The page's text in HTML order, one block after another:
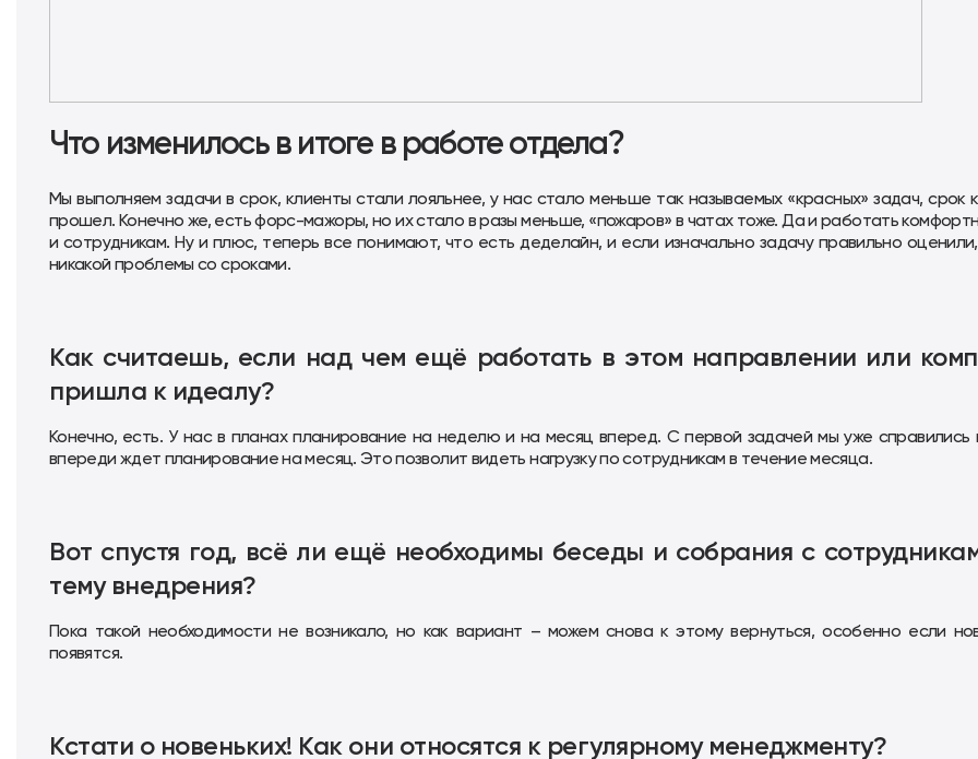
Что изменилось в итоге в работе отдела?
Мы выполняем задачи в срок, клиенты стали лояльнее, у нас стало меньше так называемых «красных» задач, срок
прошел. Конечно же, есть форс-мажоры, но их стало в разы меньше, «пожаров» в чатах тоже. Да и работать
и сотрудникам. Ну и плюс, теперь все понимают, что есть деделайн, и если изначально задачу правильно
никакой проблемы со сроками.
Как считаешь, если над чем ещё работать в этом направлении или
пришла к идеалу?
Конечно, есть. У нас в планах планирование на неделю и на месяц вперед. С первой задачей мы уже справились
впереди ждет планирование на месяц. Это позволит видеть нагрузку по сотрудникам в течение месяца.
Вот спустя год, всё ли ещё необходимы беседы и собрания с
тему внедрения?
Пока такой необходимости не возникало, но как вариант – можем снова к этому вернуться, особенно если
появятся.
Кстати о новеньких! Как они относятся к регулярному менеджменту?